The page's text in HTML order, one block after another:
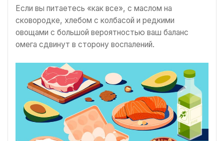
Если вы питаетесь «как все», с маслом на
сковородке, хлебом с колбасой и редкими
овощами с большой вероятностью ваш баланс
омега сдвинут в сторону воспалений.